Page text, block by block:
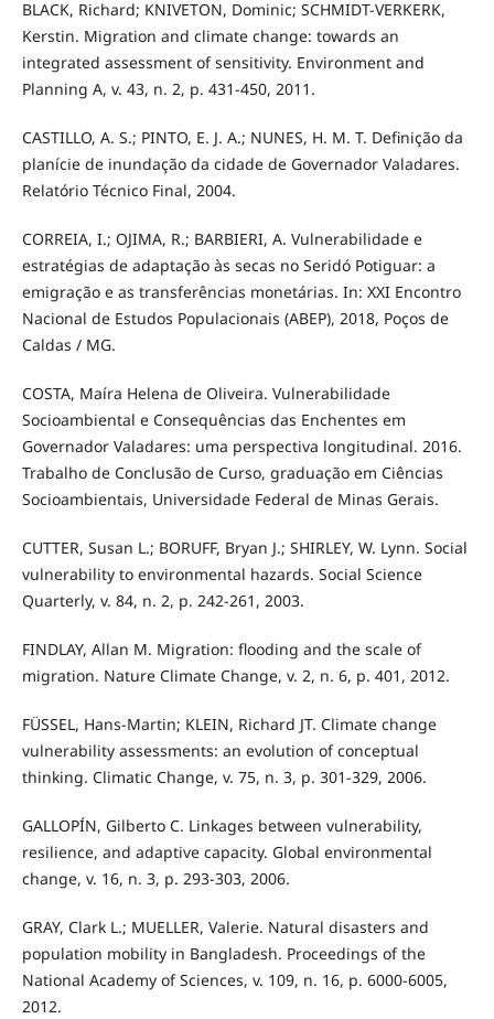
BLACK, Richard; KNIVETON, Dominic; SCHMIDT-VERKERK,
Kerstin. Migration and climate change: towards an
integrated assessment of sensitivity. Environment and
Planning A, v. 43, n. 2, p. 431-450, 2011.
CASTILLO, A. S.; PINTO, E. J. A.; NUNES, H. M. T. Definição da
planície de inundação da cidade de Governador Valadares.
Relatório Técnico Final, 2004.
CORREIA, I.; OJIMA, R.; BARBIERI, A. Vulnerabilidade e
estratégias de adaptação às secas no Seridó Potiguar: a
emigração e as transferências monetárias. In: XXI Encontro
Nacional de Estudos Populacionais (ABEP), 2018, Poços de
Caldas / MG.
COSTA, Maíra Helena de Oliveira. Vulnerabilidade
Socioambiental e Consequências das Enchentes em
Governador Valadares: uma perspectiva longitudinal. 2016.
Trabalho de Conclusão de Curso, graduação em Ciências
Socioambientais, Universidade Federal de Minas Gerais.
CUTTER, Susan L.; BORUFF, Bryan J.; SHIRLEY, W. Lynn. Social
vulnerability to environmental hazards. Social Science
Quarterly, v. 84, n. 2, p. 242-261, 2003.
FINDLAY, Allan M. Migration: flooding and the scale of
migration. Nature Climate Change, v. 2, n. 6, p. 401, 2012.
FÜSSEL, Hans-Martin; KLEIN, Richard JT. Climate change
vulnerability assessments: an evolution of conceptual
thinking. Climatic Change, v. 75, n. 3, p. 301-329, 2006.
GALLOPÍN, Gilberto C. Linkages between vulnerability,
resilience, and adaptive capacity. Global environmental
change, v. 16, n. 3, p. 293-303, 2006.
GRAY, Clark L.; MUELLER, Valerie. Natural disasters and
population mobility in Bangladesh. Proceedings of the
National Academy of Sciences, v. 109, n. 16, p. 6000-6005,
2012.